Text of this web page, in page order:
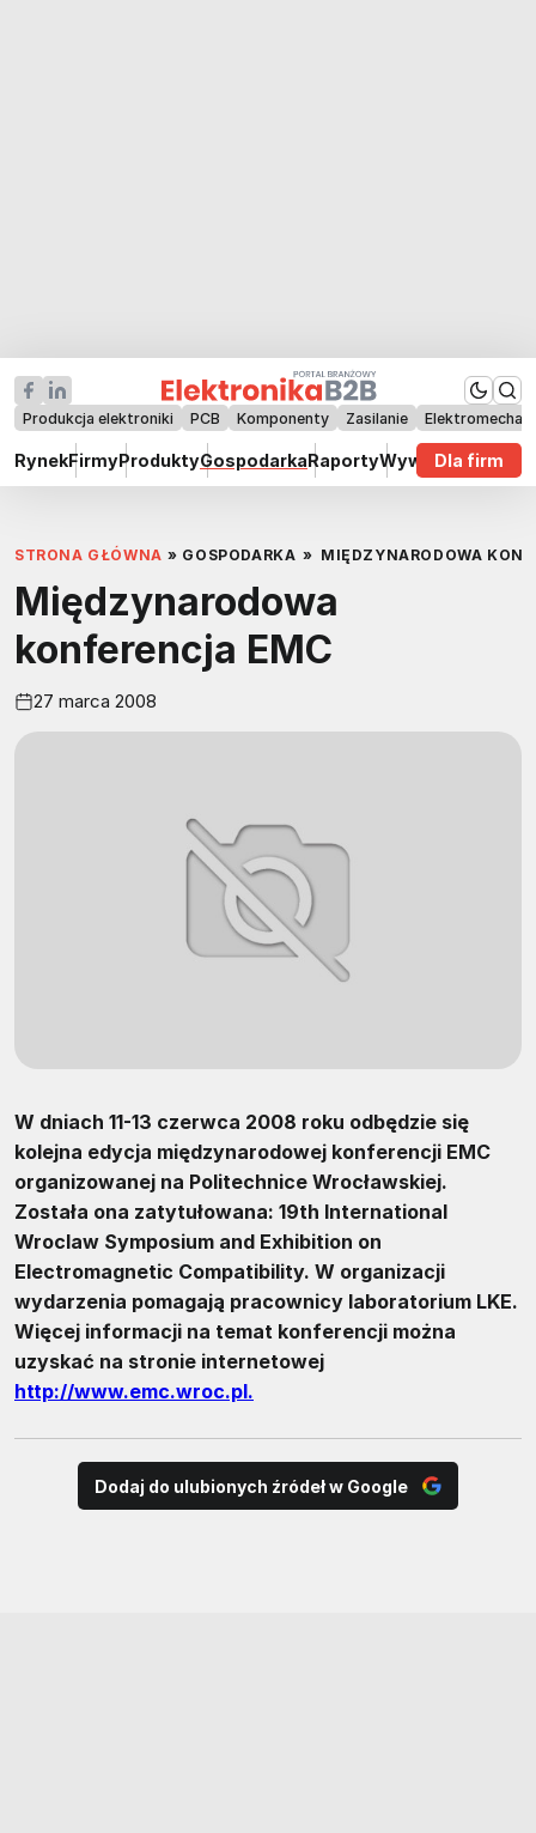
Produkcja elektroniki PCB Komponenty Zasilanie
RynekFirmyProduktyGospodarkaRaportyWywiadyDla firm
STRONA GŁÓWNA » GOSPODARKA » MIĘDZYNARODOWA
Międzynarodowa
konferencja EMC
27 marca 2008
W dniach 11-13 czerwca 2008 roku odbędzie się
kolejna edycja międzynarodowej konferencji EMC
organizowanej na Politechnice Wrocławskiej.
Została ona zatytułowana: 19th International
Wroclaw Symposium and Exhibition on
Electromagnetic Compatibility. W organizacji
wydarzenia pomagają pracownicy laboratorium LKE.
Więcej informacji na temat konferencji można
uzyskać na stronie internetowej
http://www.emc.wroc.pl.
Dodaj do ulubionych źródeł w Google